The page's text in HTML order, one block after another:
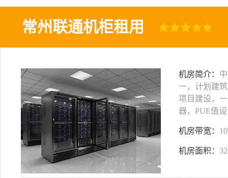
常州联通机柜租用
机房简介：
一，计划建
项目建设，
器，PUE值
机房带宽：
机房面积：